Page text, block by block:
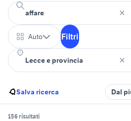
Auto Filtri
Salva ricerca Dal
156 risultati